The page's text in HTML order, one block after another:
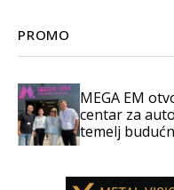
PROMO
MEGA EM
centar za
temelj